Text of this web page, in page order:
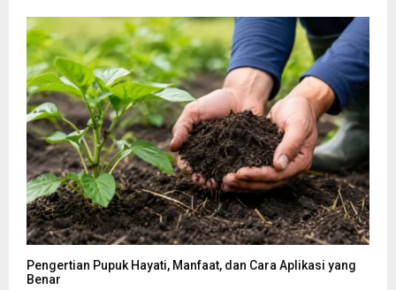
Pengertian Pupuk Hayati, Manfaat, dan Cara Aplikasi yang
Benar